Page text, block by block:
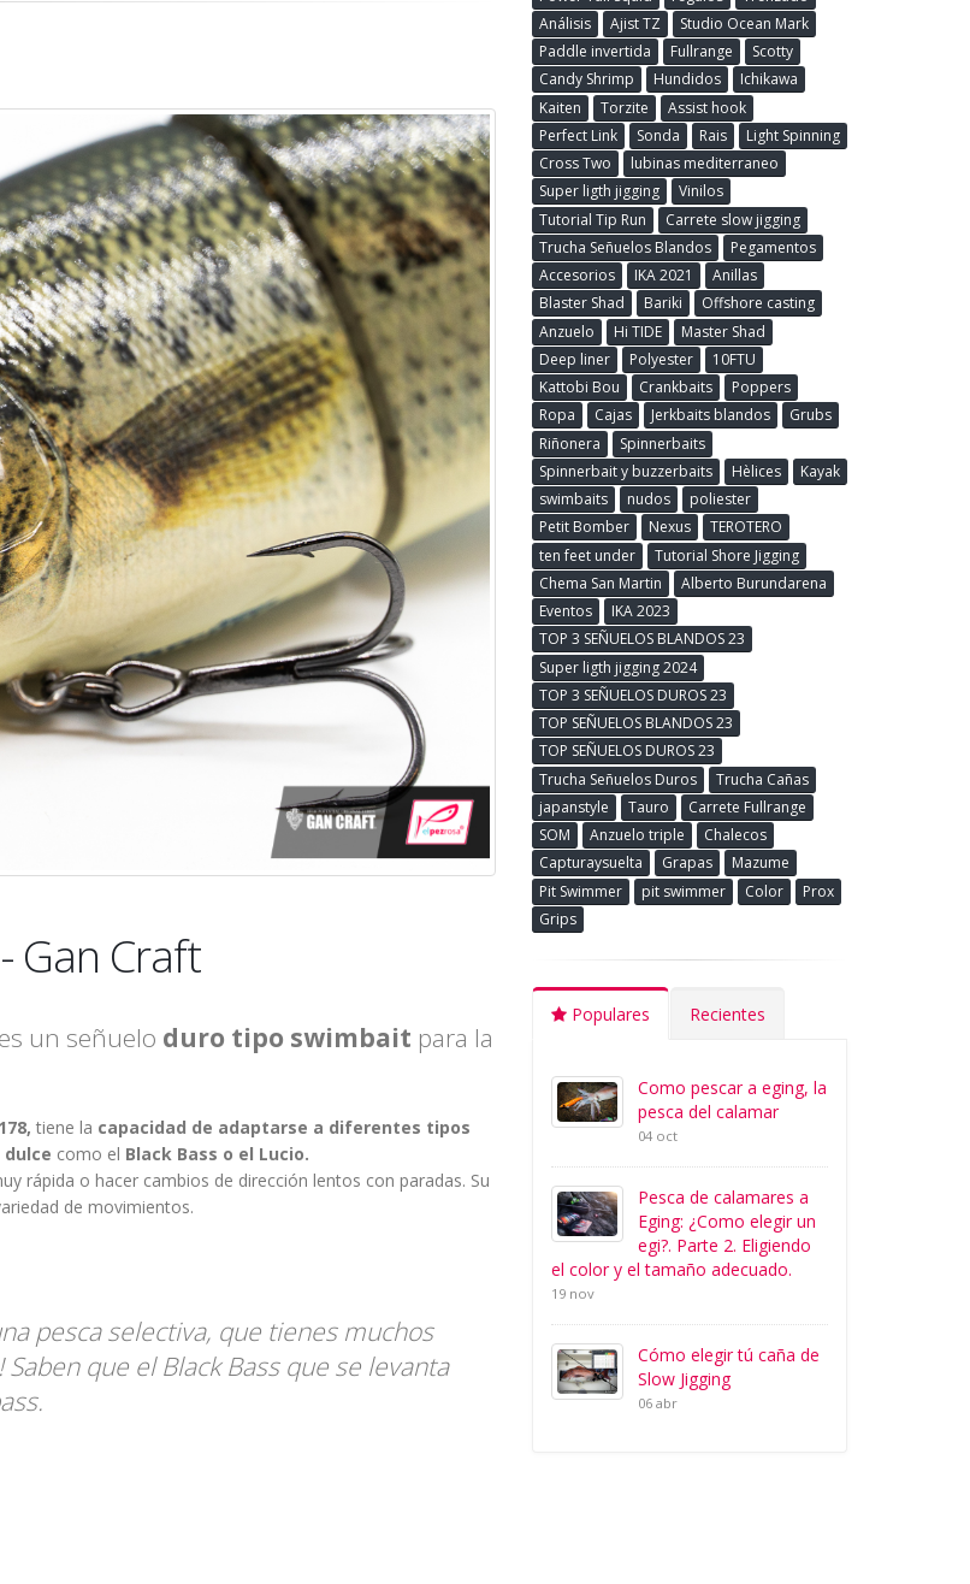
Gan Craft
es un señuelo duro tipo swimbait para la
tiene la capacidad de adaptarse a diferentes tipos
como el Black Bass o el Lucio.
rápida o hacer cambios de dirección lentos con paradas. Su
de movimientos.
pesca selectiva, que tienes muchos
que el Black Bass que se levanta
Análisis
Ajist TZ
Studio Ocean Mark
Paddle invertida
Fullrange
Scotty
Candy Shrimp
Hundidos
Ichikawa
Kaiten
Torzite
Assist hook
Perfect Link
Sonda Rais
Light Spinning
Cross Two
lubinas mediterraneo
Super ligth jigging
Vinilos
Tutorial Tip Run
Carrete slow jigging
Trucha Señuelos Blandos
Pegamentos
Accesorios
IKA 2021
Anillas
Blaster Shad
Bariki
Offshore casting
Anzuelo
Hi TIDE
Master Shad
Deep liner
Polyester
10FTU
Kattobi Bou
Crankbaits
Poppers
Ropa
Cajas Jerkbaits blandos
Grubs
Riñonera
Spinnerbaits
Spinnerbait y buzzerbaits
Hèlices
Kayak
swimbaits
nudos
poliester
Petit Bomber
Nexus
TEROTERO
ten feet under
Tutorial Shore Jigging
Chema San Martin
Alberto Burundarena
Eventos
IKA 2023
TOP 3 SEÑUELOS BLANDOS 23
Super ligth jigging 2024
TOP 3 SEÑUELOS DUROS 23
TOP SEÑUELOS BLANDOS 23
TOP SEÑUELOS DUROS 23
Trucha Señuelos Duros
Trucha Cañas
japanstyle
Tauro
Carrete Fullrange
SOM
Anzuelo triple
Chalecos
Capturaysuelta
Grapas
Mazume
Pit Swimmer
pit swimmer Color
Prox
Grips
Populares Recientes
Como pescar a eging, la
pesca del calamar
04 oct
Pesca de calamares a
Eging: ¿Como elegir un
egi?. Parte 2. Eligiendo
el color y el tamaño adecuado.
19 nov
Cómo elegir tú caña de
Slow Jigging
06 abr